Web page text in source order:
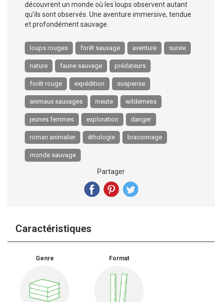
découvrent un monde où les loups observent autant
qu’ils sont observés. Une aventure immersive, tendue
et profondément sauvage.
loups rouges forêt sauvage aventure survie
nature faune sauvage prédateurs
forêt rouge expédition suspense
animaux sauvages meute wilderness
jeunes femmes exploration danger
roman animalier éthologie braconnage
monde sauvage
Partager
Caractéristiques
Genre Format